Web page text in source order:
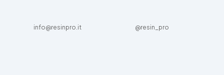
info@resinpro.it @resin_pro